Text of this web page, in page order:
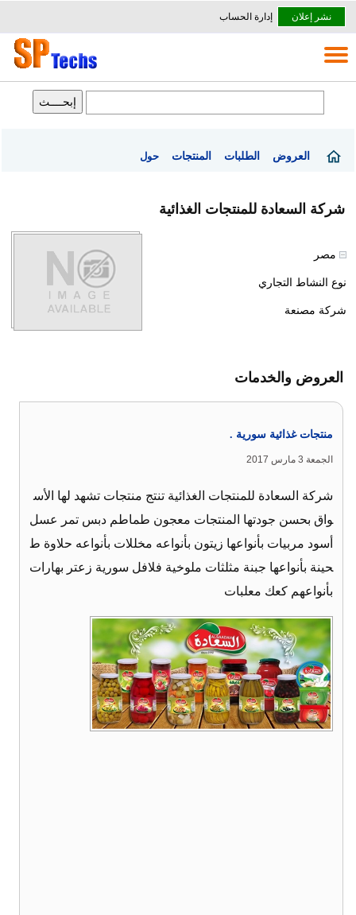
نشر إعلان إدارة الحساب
العروض الطلبات المنتجات حول
شركة السعادة للمنتجات الغذائية
مصر
نوع النشاط التجاري
شركة مصنعة
العروض والخدمات
منتجات غذائية سورية .
الجمعة 3 مارس 2017
شركة السعادة للمنتجات الغذائية تنتج منتجات تشهد لها الأس
واق بحسن جودتها المنتجات معجون طماطم دبس تمر عسل
أسود مربيات بأنواعها زيتون بأنواعه مخللات بأنواعه حلاوة ط
حينة بأنواعها جبنة مثلثات ملوخية فلافل سورية زعتر بهارات
بأنواعهم كعك معلبات